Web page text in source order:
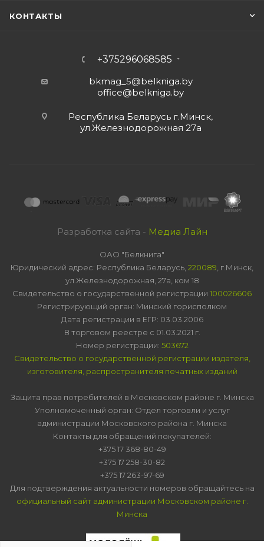
КОНТАКТЫ
+375296068585
bkmag_5@belkniga.by
office@belkniga.by
Республика Беларусь г.Минск,
ул.Железнодорожная 27а
Разработка сайта - Медиа Лайн
ОАО "Белкнига"
Юридический адрес: Республика Беларусь, 220089 , г.Минск,
ул.Железнодорожная, 27а, ком 18
Свидетельство о государственной регистрации 100026606
Регистрирующий орган: Минский горисполком
Дата регистрации в ЕГР: 03.03.2006
В торговом реестре с 01.03.2021 г.
Номер регистрации: 503672
Свидетельство о государственной регистрации издателя,
изготовителя, распространителя печатных изданий
Защита прав потребителей в Московском районе г. Минска
Уполномоченный орган: Отдел торговли и услуг
администрации Московского района г. Минска
Контакты для обращений покупателей:
+375 17 368-80-49
+375 17 258-30-82
+375 17 263-97-69
Для подтверждения актуальности номеров обращайтесь на
официальный сайт администрации Московском районе г.
Минска